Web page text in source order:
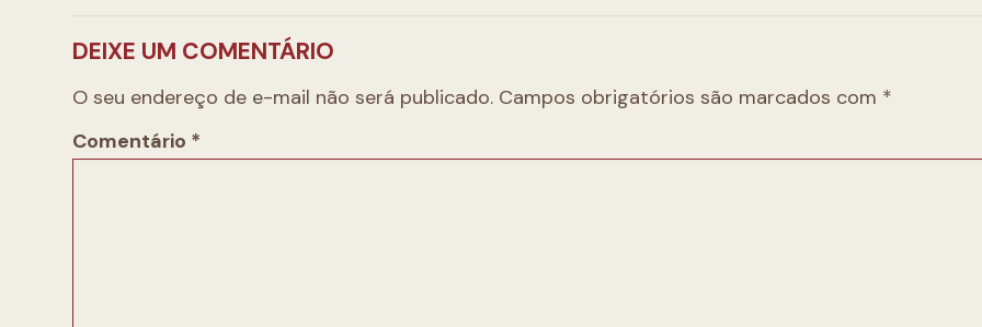
DEIXE UM COMENTÁRIO
O seu endereço de e-mail não será publicado. Campos obrigatórios são marcados com *
Comentário *